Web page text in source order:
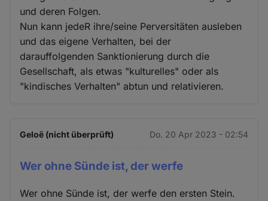
und deren Folgen.
Nun kann jedeR ihre/seine Perversitäten ausleben
und das eigene Verhalten, bei der
darauffolgenden Sanktionierung durch die
Gesellschaft, als etwas "kulturelles" oder als
"kindisches Verhalten" abtun und relativieren.
Geloë (nicht überprüft) Do. 20 Apr 2023 - 02:54
Wer ohne Sünde ist, der werfe
Wer ohne Sünde ist, der werfe den ersten Stein.